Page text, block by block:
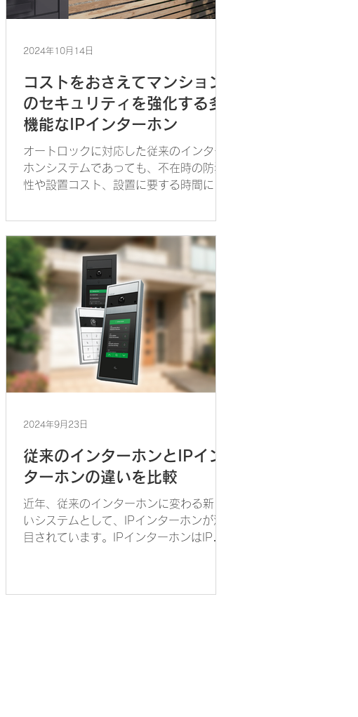
コストをおさえてマンション
のセキュリティを強化する多
機能なIPインターホン
オートロックに対応した従来のインター
ホンシステムであっても、不在時の防犯
性や設置コスト、設置に要する時間にお
ーホンは従来のインターホンが持つさま
ざまな課題を解決した次世代のインター
ホンです。IPインターホンは、デジタル
技術を活用した通信...
2024年10月14日
従来のインターホンとIPイン
ターホンの違いを比較
近年、従来のインターホンに変わる新し
いシステムとして、IPインターホンが注
目されています。IPインターホンはIPネ
2024年9月23日